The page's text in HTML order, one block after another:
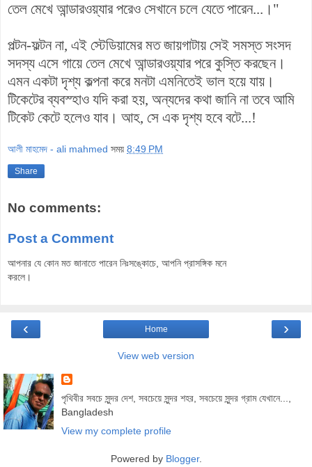
তেল মেখে আন্ডারওয়্যার পরেও সেখানে চলে যেতে পারেন...।"
পল্টন-ফল্টন না, এই স্টেডিয়ামের মত জায়গাটায় সেই সমস্ত সংসদ
সদস্য এসে গায়ে তেল মেখে আন্ডারওয়্যার পরে কুস্তি করছেন।
এমন একটা দৃশ্য কল্পনা করে মনটা এমনিতেই ভাল হয়ে যায়।
টিকেটের ব্যবস্হাও যদি করা হয়, অন্যদের কথা জানি না তবে আমি
টিকেট কেটে হলেও যাব। আহ, সে এক দৃশ্য হবে বটে...!
আলী মাহমেদ - ali mahmed সময় 8:49 PM
Share
No comments:
Post a Comment
আপনার যে কোন মত জানাতে পারেন নিঃসঙ্কোচে, আপনি প্রাসঙ্গিক মনে
করলে।
‹ ›
Home
View web version
পৃথিবীর সবচে সুন্দর দেশ, সবচেয়ে সুন্দর শহর, সবচেয়ে সুন্দর গ্রাম যেখানে...,
Bangladesh
View my complete profile
Powered by Blogger.